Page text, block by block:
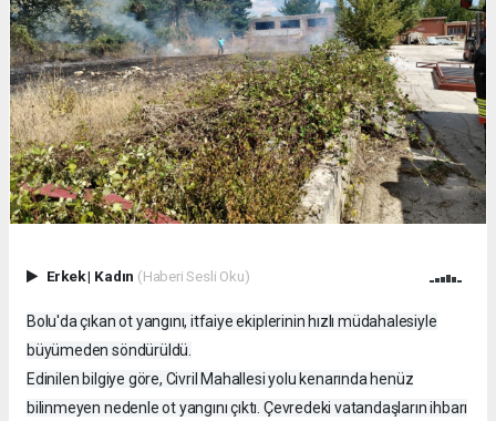
Erkek| Kadın (Haberi Sesli Oku)
Bolu'da çıkan ot yangını, itfaiye ekiplerinin hızlı müdahalesiyle
büyümeden söndürüldü.
Edinilen bilgiye göre, Civril Mahallesi yolu kenarında henüz
bilinmeyen nedenle ot yangını çıktı. Çevredeki vatandaşların ihbarı